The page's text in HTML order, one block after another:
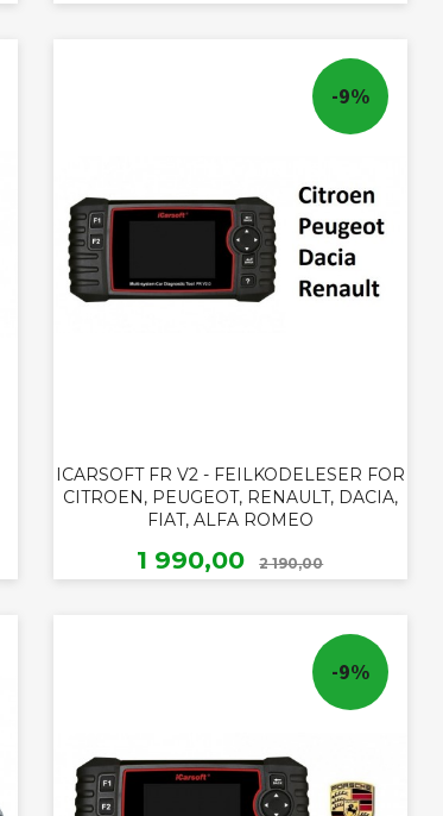
ICARSOFT FR V2 - FEILKODELESER FOR
CITROEN, PEUGEOT, RENAULT, DACIA,
FIAT, ALFA ROMEO
Tilbud
1 990,00 2 190,00Rabatt
-9%
-9%